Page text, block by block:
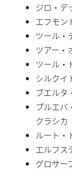
ジロ・デ
エフモン
ツール・
ツアー・
ツール・
シルクイ
ブエルタ
プルエバ
クラシカ
ルート・
エルフス
グロサー